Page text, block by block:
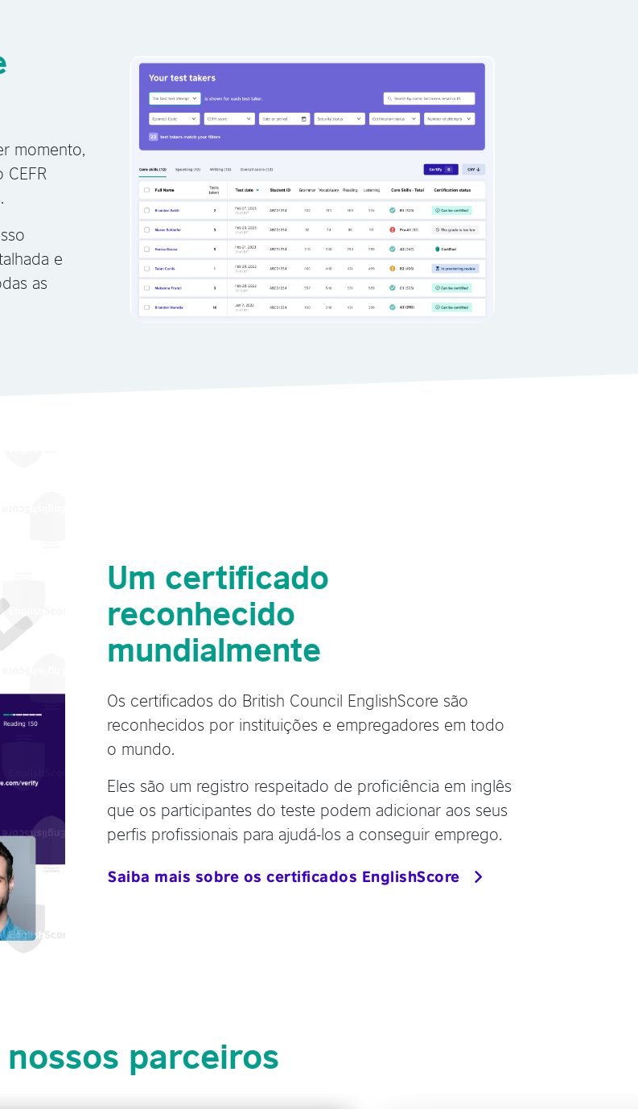
momento,
e
as
Um certificado
reconhecido
mundialmente
Os certificados do British Council EnglishScore são
reconhecidos por instituições e empregadores em todo
o mundo.
Eles são um registro respeitado de proficiência em inglês
que os participantes do teste podem adicionar aos seus
perfis profissionais para ajudá-los a conseguir emprego.
Saiba mais sobre os certificados EnglishScore
nossos parceiros